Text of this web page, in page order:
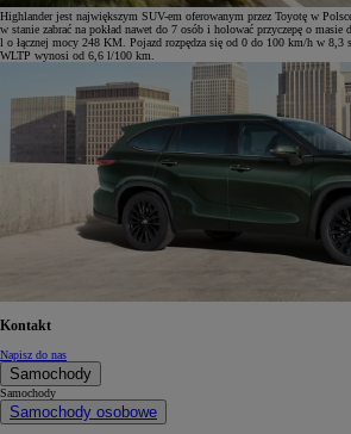
Highlander jest największym SUV-em oferowanym przez Toyotę w
w stanie zabrać na pokład nawet do 7 osób i holować przyczepę o
l o łącznej mocy 248 KM. Pojazd rozpędza się od 0 do 100 km/h w 8,3
WLTP wynosi od 6,6 l/100 km.
Kontakt
Napisz do nas
Samochody
Samochody
Samochody osobowe